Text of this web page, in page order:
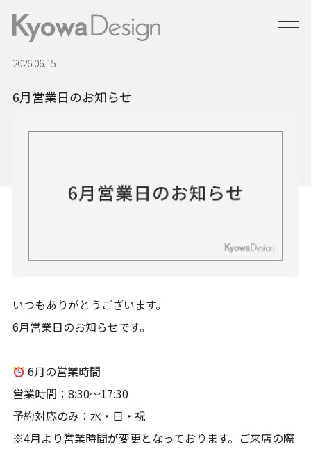
2026.06.15
6月営業日のお知らせ
いつもありがとうございます。
6月営業日のお知らせです。
6月の営業時間
営業時間：8:30〜17:30
予約対応のみ：水・日・祝
※4月より営業時間が変更となっております。ご来店の際